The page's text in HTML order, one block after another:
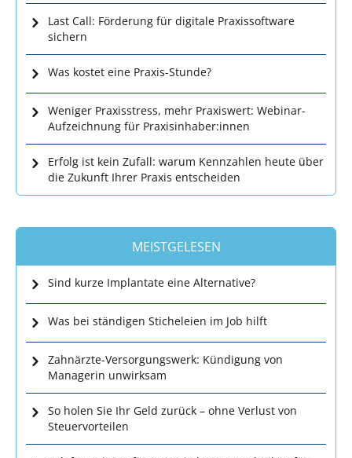
Last Call: Förderung für digitale Praxissoftware
sichern
Was kostet eine Praxis-Stunde?
Weniger Praxisstress, mehr Praxiswert: Webinar-
Aufzeichnung für Praxisinhaber:innen
Erfolg ist kein Zufall: warum Kennzahlen heute über
die Zukunft Ihrer Praxis entscheiden
MEISTGELESEN
Sind kurze Implantate eine Alternative?
Was bei ständigen Sticheleien im Job hilft
Zahnärzte-Versorgungswerk: Kündigung von
Managerin unwirksam
So holen Sie Ihr Geld zurück – ohne Verlust von
Steuervorteilen